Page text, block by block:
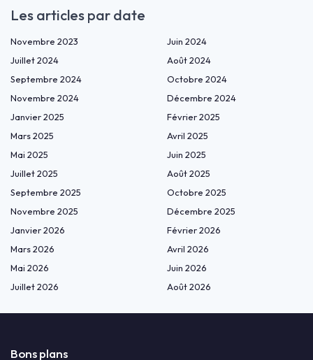
Les articles par date
Novembre 2023
Juin 2024
Juillet 2024
Août 2024
Septembre 2024
Octobre 2024
Novembre 2024
Décembre 2024
Janvier 2025
Février 2025
Mars 2025
Avril 2025
Mai 2025
Juin 2025
Juillet 2025
Août 2025
Septembre 2025
Octobre 2025
Novembre 2025
Décembre 2025
Janvier 2026
Février 2026
Mars 2026
Avril 2026
Mai 2026
Juin 2026
Juillet 2026
Août 2026
Bons plans